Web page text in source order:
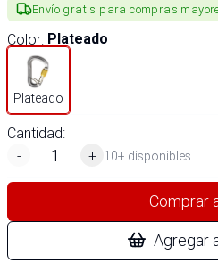
Envío gratis para compras
Color: Plateado
Plateado
Cantidad:
-
+ 10+ disponibles
Comprar
Agregar